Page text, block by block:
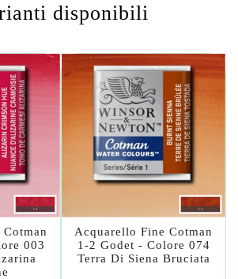
disponibili
003
Acquarello Fine Cotman
1-2 Godet - Colore 074
Terra Di Siena Bruciata